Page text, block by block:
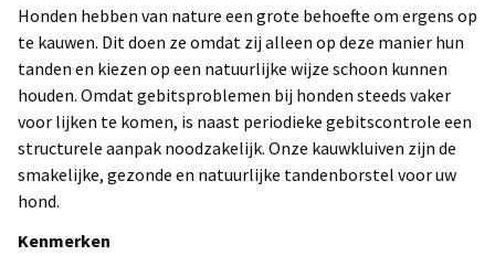
Honden hebben van nature een grote behoefte om ergens op
te kauwen. Dit doen ze omdat zij alleen op deze manier hun
tanden en kiezen op een natuurlijke wijze schoon kunnen
houden. Omdat gebitsproblemen bij honden steeds vaker
voor lijken te komen, is naast periodieke gebitscontrole een
structurele aanpak noodzakelijk. Onze kauwkluiven zijn de
smakelijke, gezonde en natuurlijke tandenborstel voor uw
hond.
Kenmerken